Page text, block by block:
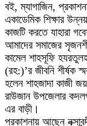
বই, ম্যাগাজিন,
একাডেমিক শিক্ষার
কাজটি করতে যাহারা
আমাদের সমাজের
কামেল শাহসূফি
(রহ:)’র জীবনি শীর্ষক
হলেন শাহজাদা কাজী
রাউজান উপজেলার
এর বাড়ী।
প্রকাশনায় আছেন